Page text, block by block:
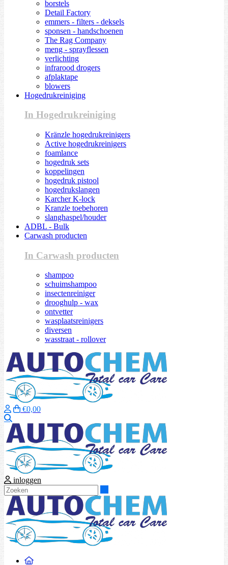
borstels
Detail Factory
emmers - filters - deksels
sponsen - handschoenen
The Rag Company
meng - sprayflessen
verlichting
infrarood drogers
afplaktape
blowers
Hogedrukreiniging
In Hogedrukreiniging
Kränzle hogedrukreinigers
Active hogedrukreinigers
foamlance
hogedruk sets
koppelingen
hogedruk pistool
hogedrukslangen
Karcher K-lock
Kranzle toebehoren
slanghaspel/houder
ADBL - Bulk
Carwash producten
In Carwash producten
shampoo
schuimshampoo
insectenreiniger
drooghulp - wax
ontvetter
wasplaatsreinigers
diversen
wasstraat - rollover
€0,00
inloggen